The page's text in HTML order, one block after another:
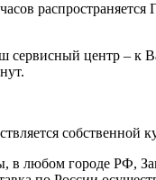
сервисный центр – к
собственной
любом городе РФ,